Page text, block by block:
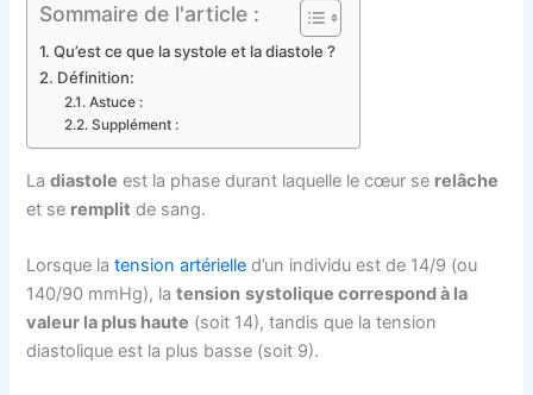
Sommaire de l'article :
Qu’est ce que la systole et la diastole ?
Définition:
Astuce :
Supplément :
Ladiastole est la phase durant laquelle le cœur se relâche
et se remplit de sang.
Lorsque latension artérielle d’un individu est de 14/9 (ou
140/90 mmHg), latension systolique correspond à la
valeur la plus haute (soit 14), tandis que la tension
diastolique est la plus basse (soit 9).